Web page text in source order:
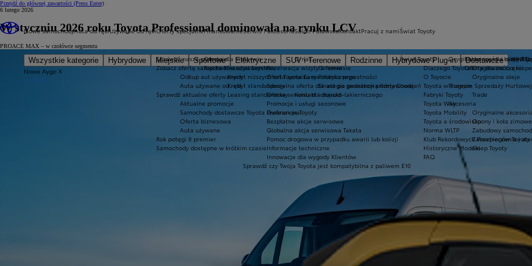
Przejdź do głównej zawartości (Press Enter)
Nowe samochody
Wszystkie kategorie Hybrydowe Miejskie Sportowe Elektryczne SUV i Terenowe Rodzinne Hybrydowe Plug-in
Dostawcze
Nowe Aygo X
HYBRID
Auta od rękiUżywane od rękiOferty specjalne
Sprawdź nasze promocje
Zobacz ofertę samochodów używanych
Odkup aut używanych
Auta używane od ręki
Sprawdź aktualne oferty
Aktualne promocje
Samochody dostawcze Toyota Professional
Oferta biznesowa
Auta używane
Rok potęgi 8 premier
Samochody dostępne w krótkim czasie
Ekobonus dla hybryd
Oferta dla osób z
Finansowanie
Oferta dla firm
Toyota Financial Services
Kredyt niższych rat Toyota Easy
Kredyt standardowy
Leasing standardowy
KINTO
Serwis i akcesoria
Serwis
Rezerwacja wizyty w serwisie
Oferta serwisu mechanicznego
Specjalna oferta dla aut po gwarancji podstawowej
Oferta serwisu blacharsko-lakierniczego
Promocje i usługi sezonowe
Gwarancje Toyoty
Bezpłatne akcje serwisowe
Globalna akcja serwisowa Takata
Pomoc drogowa w przypadku awarii lub kolizji
Informacje techniczne
Innowacje dla wygody Klientów
Sprawdź czy Twoja Toyota jest kompatybilna z paliwem E10
Oryginalne części i oleje
Oryginalne części
Oryginalne oleje
Program Sprzedaży
Trade
Akcesoria
Oryginalne
Opony i koła zimowe
Zabudowy
Zabezpieczenia i
Sklep Toyoty
Salon Puławska
O nas
O firmie
Polityka prywatności
Strategia podatkowa firmy Chodzeń
Kontakt i dojazd
KontaktPracuj z namiŚwiat Toyoty
Świat Toyoty
Dlaczego Toyota?
O Toyocie
Toyota w Europie
Fabryki Toyoty
Toyota Way
Toyota Mobility
Toyota a środowisko
Norma WLTP
Klub Rekordowych Przebiegów Toyoty
Historyczne Modele
FAQ
6 lutego 2026
W styczniu 2026 roku Toyota Professional dominowała na rynku LCV
PROACE MAX – w czołówce segmentu